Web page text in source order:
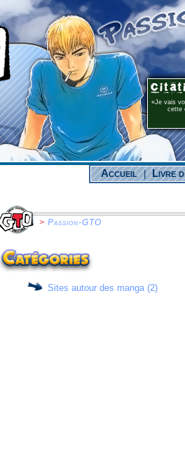
Je vais
cette
Accueil | Livre
> Passion-GTO
Catégories
Sites autour des manga (2)